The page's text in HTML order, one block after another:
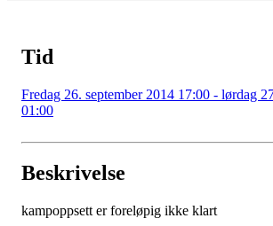
Tid
Fredag 26. september 2014 17:00 - lørdag
01:00
Beskrivelse
kampoppsett er foreløpig ikke klart